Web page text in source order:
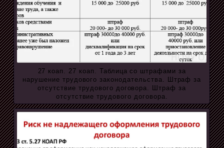
27 коап. 27 коап. Таблица со штрафами за
нарушение трудового законодательства. Штраф за
отсутствие трудового договора. Штраф за
отсутствие трудового договора.